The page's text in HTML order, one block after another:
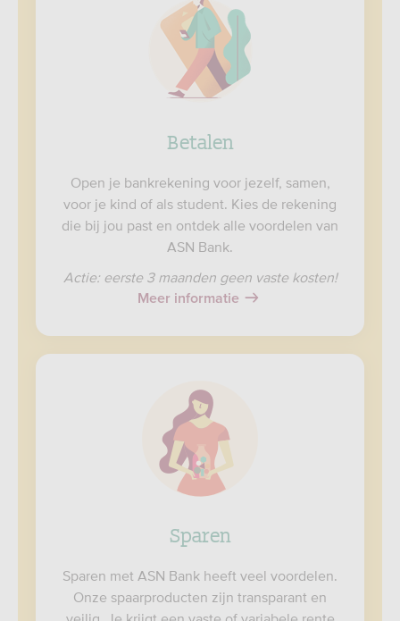
Betalen
Open je bankrekening voor jezelf, samen,
voor je kind of als student. Kies de rekening
die bij jou past en ontdek alle voordelen van
ASN Bank.
Actie: eerste 3 maanden geen vaste kosten!
Meer informatie
Sparen
Sparen met ASN Bank heeft veel voordelen.
Onze spaarproducten zijn transparant en